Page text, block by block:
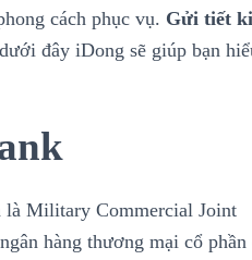
cách phục vụ. Gửi tiết
đây iDong sẽ giúp bạn
là Military Commercial Joint
hàng thương mại cổ phần